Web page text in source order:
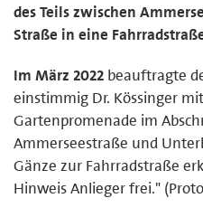
des Teils zwischen
Straße in eine
Im März 2022 beauftragte
einstimmig Dr. Kössinger
Gartenpromenade im
Ammerseestraße und
Gänze zur Fahrradstraße
Hinweis Anlieger frei."